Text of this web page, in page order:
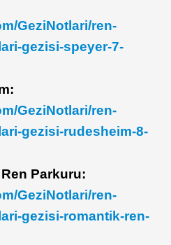
GeziNotlari/ren-
gezisi-speyer-7-
GeziNotlari/ren-
gezisi-rudesheim-8-
Parkuru:
GeziNotlari/ren-
gezisi-romantik-ren-